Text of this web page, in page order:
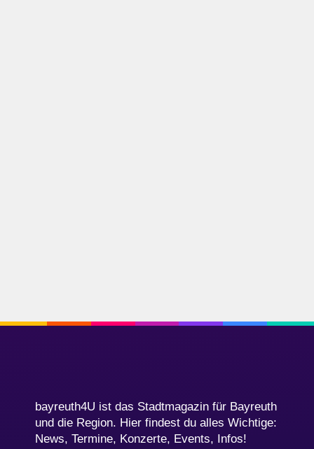
bayreuth4U ist das Stadtmagazin für Bayreuth
und die Region. Hier findest du alles Wichtige:
News, Termine, Konzerte, Events, Infos!